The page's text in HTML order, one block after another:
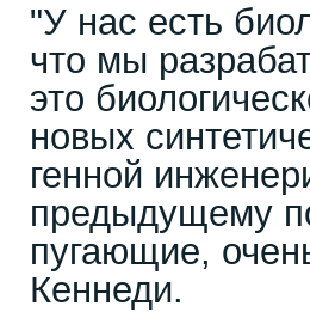
"У нас есть
что мы
это
новых
генной
предыдущему
пугающие,
Кеннеди.